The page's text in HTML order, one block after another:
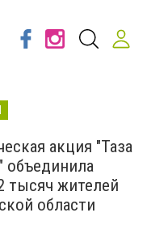
акция "Таза
объединила
тысяч жителей
области